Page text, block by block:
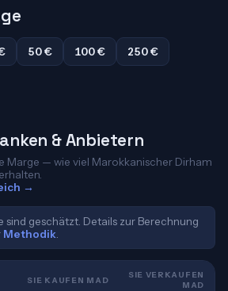
50 € 100 €
250 €
& Anbietern
Marge — wie viel Marokkanischer Dirham
→
sind geschätzt. Details zur Berechnung
Methodik
SIE KAUFEN MAD
SIE VERKAUFEN
MAD